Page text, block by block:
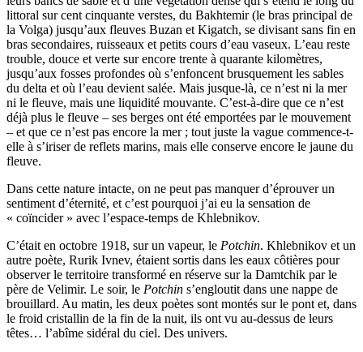
littoral sur cent cinquante verstes, du Bakhtemir (le bras principal de
la Volga) jusqu’aux fleuves Buzan et Kigatch, se divisant sans fin en
bras secondaires, ruisseaux et petits cours d’eau vaseux. L’eau reste
trouble, douce et verte sur encore trente à quarante kilomètres,
jusqu’aux fosses profondes où s’en­foncent brusquement les sables
du delta et où l’eau devient salée. Mais jusque-là, ce n’est ni la mer
ni le fleuve, mais une liquidité mouvante. C’est-à-dire que ce n’est
déjà plus le fleuve – ses berges ont été emportées par le mouvement
– et que ce n’est pas encore la mer ; tout juste la vague com­mence-t-
elle à s’iriser de reflets marins, mais elle conserve encore le jaune du
fleuve.
Dans cette nature intacte, on ne peut pas manquer d’éprouver un
sen­timent d’éternité, et c’est pourquoi j’ai eu la sensation de
« coïncider » avec l’espace-temps de Khlebnikov.
C’était en octobre 1918, sur un vapeur, le Potchin. Khlebnikov et un
autre poète, Rurik Ivnev, étaient sortis dans les eaux côtières pour
observer le territoire transformé en réserve sur la Damtchik par le
père de Velimir. Le soir, le Potchin s’engloutit dans une nappe de
brouillard. Au matin, les deux poètes sont montés sur le pont et, dans
le froid cristallin de la fin de la nuit, ils ont vu au-dessus de leurs
têtes… l’abîme sidéral du ciel. Des univers.